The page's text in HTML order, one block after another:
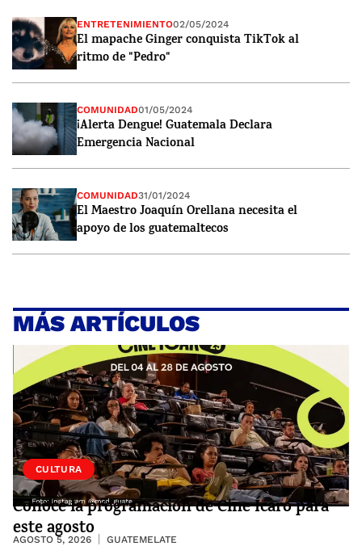
ENTRETENIMIENTO02/05/2024
El mapache Ginger conquista TikTok al
ritmo de "Pedro"
COMUNIDAD01/05/2024
¡Alerta Dengue! Guatemala Declara
Emergencia Nacional
COMUNIDAD31/01/2024
El Maestro Joaquín Orellana necesita el
apoyo de los guatemaltecos
MÁS ARTÍCULOS
CULTURA
Conoce la programación de Cine Ícaro para
este agosto
AGOSTO 5, 2026 GUATEMELATE